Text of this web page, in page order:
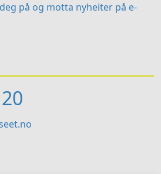
på og motta nyheiter på e-